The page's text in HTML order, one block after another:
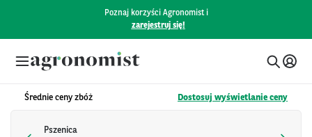
Poznaj korzyści Agronomist i
zarejestruj się!
Średnie ceny zbóż Dostosuj wyświetlanie ceny
Pszenica